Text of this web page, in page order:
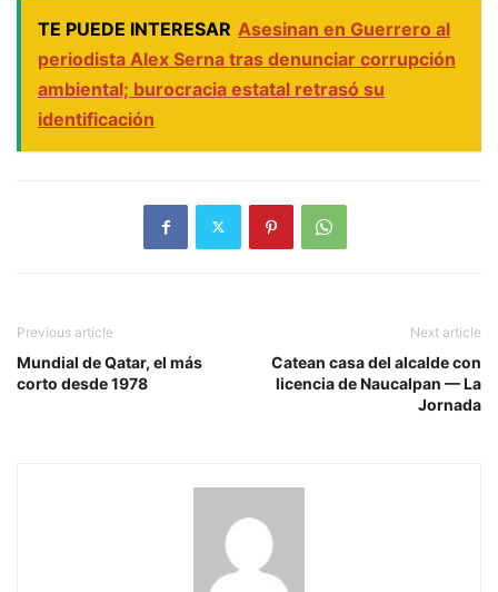
TE PUEDE INTERESAR Asesinan en Guerrero al
periodista Alex Serna tras denunciar corrupción
ambiental; burocracia estatal retrasó su
identificación
Previous article
Mundial de Qatar, el más
corto desde 1978
Next article
Catean casa del alcalde con
licencia de Naucalpan — La
Jornada